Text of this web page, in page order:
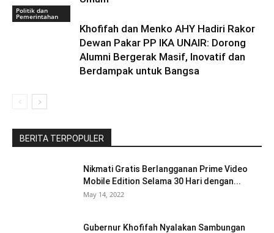
Politik dan
Pemerintahan
Khofifah dan Menko AHY Hadiri Rakor
Dewan Pakar PP IKA UNAIR: Dorong
Alumni Bergerak Masif, Inovatif dan
Berdampak untuk Bangsa
BERITA TERPOPULER
Nikmati Gratis Berlangganan Prime Video
Mobile Edition Selama 30 Hari dengan...
May 14, 2022
Gubernur Khofifah Nyalakan Sambungan